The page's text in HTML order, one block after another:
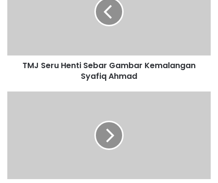
e
TMJ Seru Henti Sebar Gambar Kemalangan
Syafiq Ahmad
n